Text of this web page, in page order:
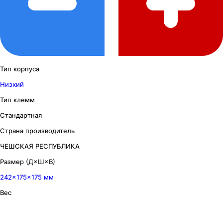
Тип корпуса
Низкий
Тип клемм
Стандартная
Страна производитель
ЧЕШСКАЯ РЕСПУБЛИКА
Размер (Д×Ш×В)
242×175×175 мм
Вес